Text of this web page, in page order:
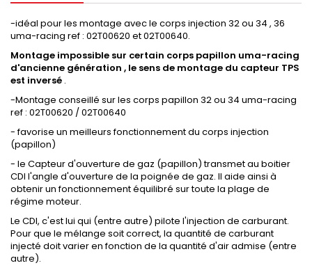
-idéal pour les montage avec le corps injection 32 ou 34 , 36
uma-racing ref : 02T00620 et 02T00640.
Montage impossible sur certain corps papillon uma-racing
d'ancienne génération , le sens de montage du capteur TPS
est inversé .
-Montage conseillé sur les corps papillon 32 ou 34 uma-racing
ref : 02T00620 / 02T00640
- favorise un meilleurs fonctionnement du corps injection
(papillon)
- le Capteur d'ouverture de gaz (papillon) transmet au boitier
CDI l'angle d'ouverture de la poignée de gaz. Il aide ainsi à
obtenir un fonctionnement équilibré sur toute la plage de
régime moteur.
Le CDI, c'est lui qui (entre autre) pilote l'injection de carburant.
Pour que le mélange soit correct, la quantité de carburant
injecté doit varier en fonction de la quantité d'air admise (entre
autre).